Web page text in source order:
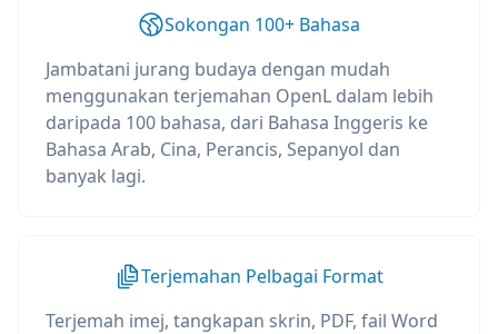
Sokongan 100+ Bahasa
Jambatani jurang budaya dengan mudah
menggunakan terjemahan OpenL dalam lebih
daripada 100 bahasa, dari Bahasa Inggeris ke
Bahasa Arab, Cina, Perancis, Sepanyol dan
banyak lagi.
Terjemahan Pelbagai Format
Terjemah imej, tangkapan skrin, PDF, fail Word